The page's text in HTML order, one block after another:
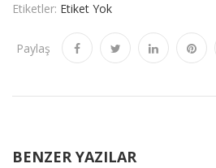
Etiketler: Etiket Yok
Paylaş
BENZER YAZILAR